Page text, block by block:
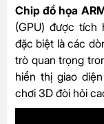
Chip đồ họa
(GPU) được tích
đặc biệt là các
trò quan trọng
hiển thị giao
chơi 3D đòi hỏi